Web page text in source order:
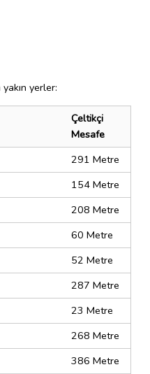
yerler:
Çeltikçi
Mesafe
291 Metre
154 Metre
208 Metre
60 Metre
52 Metre
287 Metre
23 Metre
268 Metre
386 Metre